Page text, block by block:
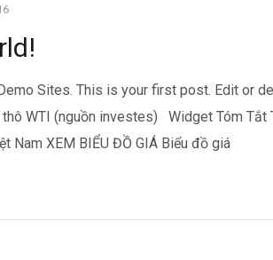
Sites. This is your first post. Edit or
WTI (nguồn investes) Widget Tóm Tắt
Nam XEM BIỂU ĐỒ GIÁ Biểu đồ giá